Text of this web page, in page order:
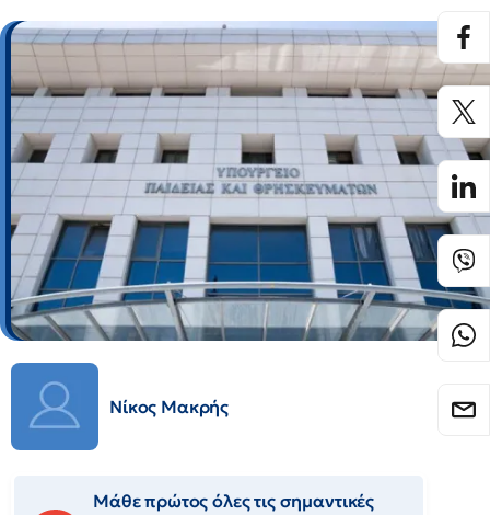
Νίκος Μακρής
Μάθε πρώτος όλες τις σημαντικές